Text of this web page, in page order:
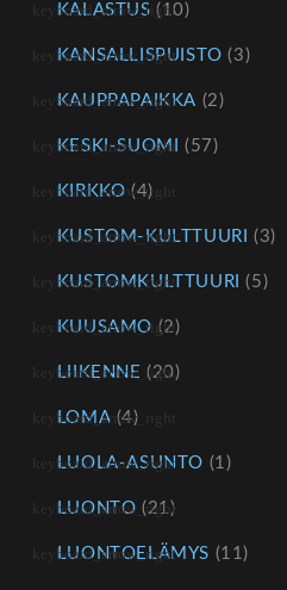
KALASTUS (10)
KANSALLISPUISTO (3)
KAUPPAPAIKKA (2)
KESKI-SUOMI (57)
KIRKKO (4)
KUSTOM-KULTTUURI (3)
KUSTOMKULTTUURI (5)
KUUSAMO (2)
LIIKENNE (20)
LOMA (4)
LUOLA-ASUNTO (1)
LUONTO (21)
LUONTOELÄMYS (11)